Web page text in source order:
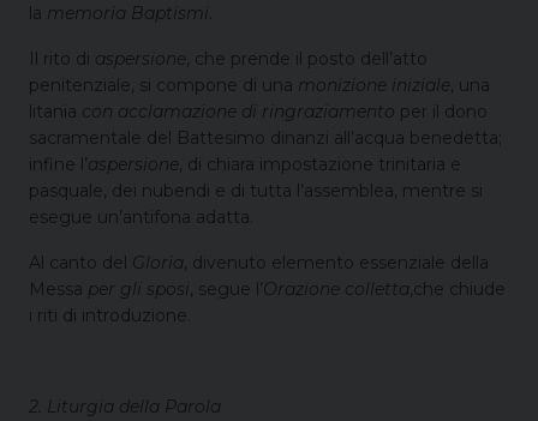
la memoria Baptismi
Il rito di aspersione, che prende il posto dell’atto
penitenziale, si compone di una monizione iniziale, una
litania con acclamazione di ringraziamento per il dono
sacramentale del Battesimo dinanzi all’acqua benedetta;
infine l’ aspersione, di chiara impostazione trinitaria e
pasquale, dei nubendi e di tutta l’assemblea, mentre si
esegue un’antifona adatta.
Al canto del Gloria, divenuto elemento essenziale della
Messa per gli sposi, segue l’ Orazione colletta,che chiude
i riti di introduzione.
2. Liturgia della Parola